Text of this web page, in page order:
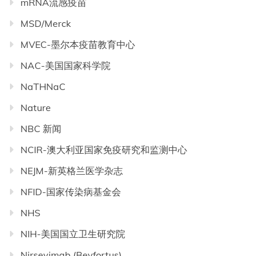
mRNA流感疫苗
MSD/Merck
MVEC-墨尔本疫苗教育中心
NAC-美国国家科学院
NaTHNaC
Nature
NBC 新闻
NCIR-澳大利亚国家免疫研究和监测中心
NEJM-新英格兰医学杂志
NFID-国家传染病基金会
NHS
NIH-美国国立卫生研究院